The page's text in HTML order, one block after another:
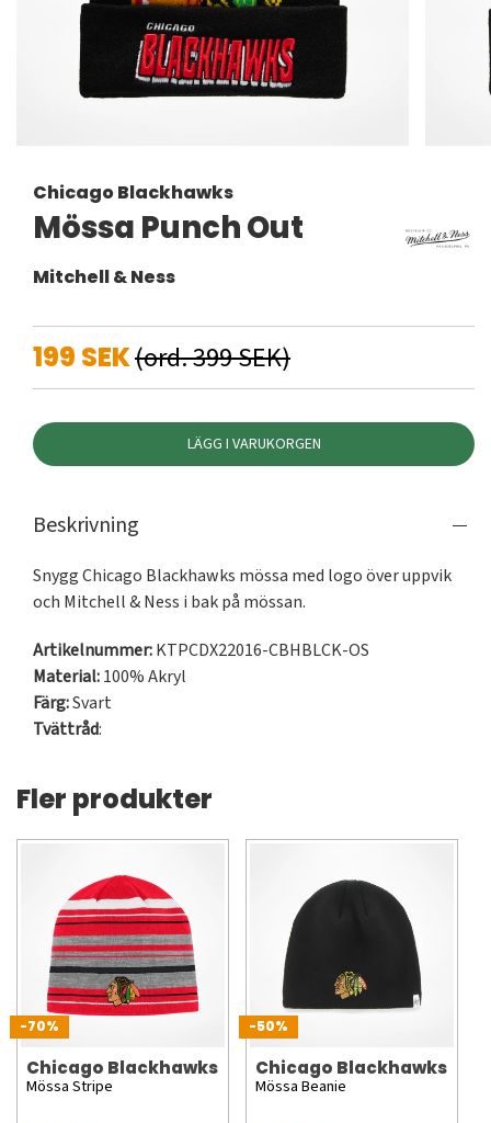
Chicago Blackhawks
Mössa Punch Out
Mitchell & Ness
199 SEK(ord. 399 SEK)
LÄGG I VARUKORGEN
Beskrivning
Snygg Chicago Blackhawks mössa med logo över uppvik
och Mitchell & Ness i bak på mössan.
Artikelnummer:KTPCDX22016-CBHBLCK-OS
Material:100% Akryl
Färg:Svart
Tvättråd:
Fler produkter
-70%
Chicago Blackhawks
Mössa Stripe
-50%
Chicago Blackhawks
Mössa Beanie